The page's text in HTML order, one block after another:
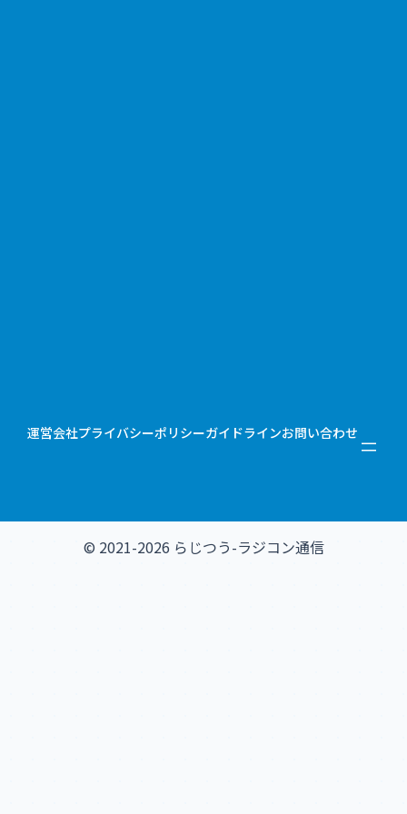
運営会社プライバシーポリシーガイドラインお問い合わせ
© 2021-2026 らじつう-ラジコン通信